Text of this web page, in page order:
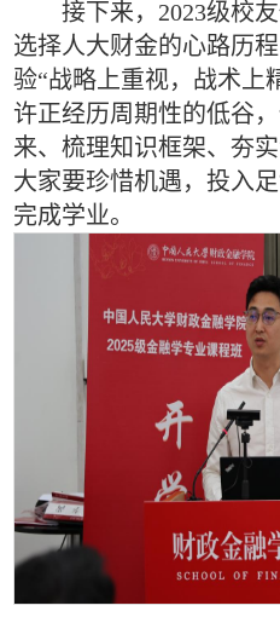
接下来，2023级校
选择人大财金的心路历
验“战略上重视，战术上
许正经历周期性的低谷
来、梳理知识框架、夯
大家要珍惜机遇，投入
完成学业。